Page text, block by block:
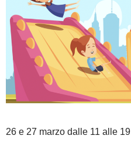
26 e 27 marzo dalle 11 alle 19